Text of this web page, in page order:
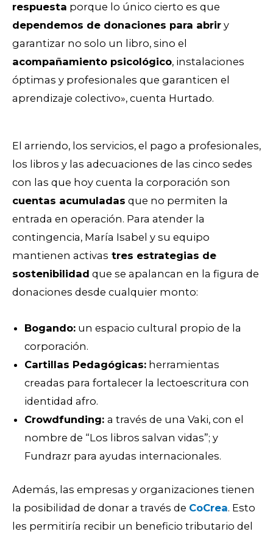
respuesta porque lo único cierto es que
dependemos de donaciones para abrir y
garantizar no solo un libro, sino el
acompañamiento psicológico, instalaciones
óptimas y profesionales que garanticen el
aprendizaje colectivo», cuenta Hurtado.
El arriendo, los servicios, el pago a profesionales,
los libros y las adecuaciones de las cinco sedes
con las que hoy cuenta la corporación son
cuentas acumuladas que no permiten la
entrada en operación. Para atender la
contingencia, María Isabel y su equipo
mantienen activas tres estrategias de
sostenibilidad que se apalancan en la figura de
donaciones desde cualquier monto:
Bogando: un espacio cultural propio de la
corporación.
Cartillas Pedagógicas: herramientas
creadas para fortalecer la lectoescritura con
identidad afro.
Crowdfunding: a través de una Vaki, con el
nombre de “Los libros salvan vidas”; y
Fundrazr para ayudas internacionales.
Además, las empresas y organizaciones tienen
la posibilidad de donar a través de CoCrea. Esto
les permitiría recibir un beneficio tributario del